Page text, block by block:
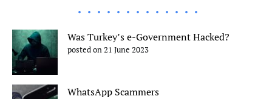
Was Turkey’s e-Government Hacked?
posted on 21 June 2023
WhatsApp Scammers